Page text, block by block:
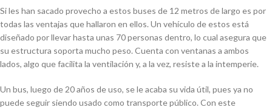
Si les han sacado provecho a estos buses de 12 metros de largo es por
todas las ventajas que hallaron en ellos. Un vehículo de estos está
diseñado por llevar hasta unas 70 personas dentro, lo cual asegura que
su estructura soporta mucho peso. Cuenta con ventanas a ambos
lados, algo que facilita la ventilación y, a la vez, resiste a la intemperie.
Un bus, luego de 20 años de uso, se le acaba su vida útil, pues ya no
puede seguir siendo usado como transporte público. Con este